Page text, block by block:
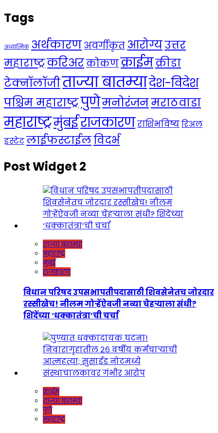
Tags
अध्यात्मिक अर्थकारणअवर्गीकृत आरोग्यउत्तर
महाराष्ट्रकरिअरकोकणक्राईमक्रीडा
टेक्नॉलॉजीताज्या बातम्यादेश-विदेश
पश्चिम महाराष्ट्रपुणेमनोरंजनमराठवाडा
महाराष्ट्रमुंबईराजकारणराशिभविष्यरिअल
इस्टेटलाईफस्टाईलविदर्भ
Post Widget 2
ताज्या बातम्या
महाराष्ट्र
मुंबई
राजकारण
विधान परिषद उपसभापतीपदासाठी शिवसेनेतच जोरदार
रस्सीखेच! नीलम गोऱ्हेंऐवजी नव्या चेहऱ्याला संधी?
शिंदेंच्या ‘धक्कातंत्रा’ची चर्चा
क्राईम
ताज्या बातम्या
पुणे
महाराष्ट्र